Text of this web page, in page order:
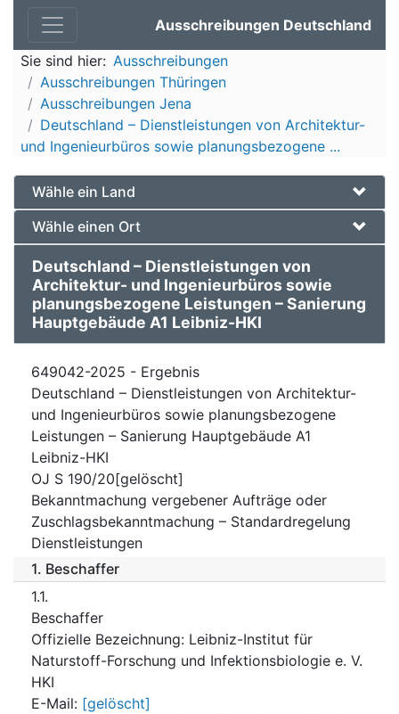
Ausschreibungen Deutschland
Sie sind hier: Ausschreibungen
Ausschreibungen Thüringen
Ausschreibungen Jena
Deutschland – Dienstleistungen von Architektur-
und Ingenieurbüros sowie planungsbezogene ...
Wähle ein Land
Wähle einen Ort
Deutschland – Dienstleistungen von
Architektur- und Ingenieurbüros sowie
planungsbezogene Leistungen – Sanierung
Hauptgebäude A1 Leibniz-HKI
649042-2025 - Ergebnis
Deutschland – Dienstleistungen von Architektur-
und Ingenieurbüros sowie planungsbezogene
Leistungen – Sanierung Hauptgebäude A1
Leibniz-HKI
OJ S 190/20[gelöscht]
Bekanntmachung vergebener Aufträge oder
Zuschlagsbekanntmachung – Standardregelung
Dienstleistungen
1. Beschaffer
1.1.
Beschaffer
Offizielle Bezeichnung: Leibniz-Institut für
Naturstoff-Forschung und Infektionsbiologie e. V.
HKI
E-Mail: [gelöscht]